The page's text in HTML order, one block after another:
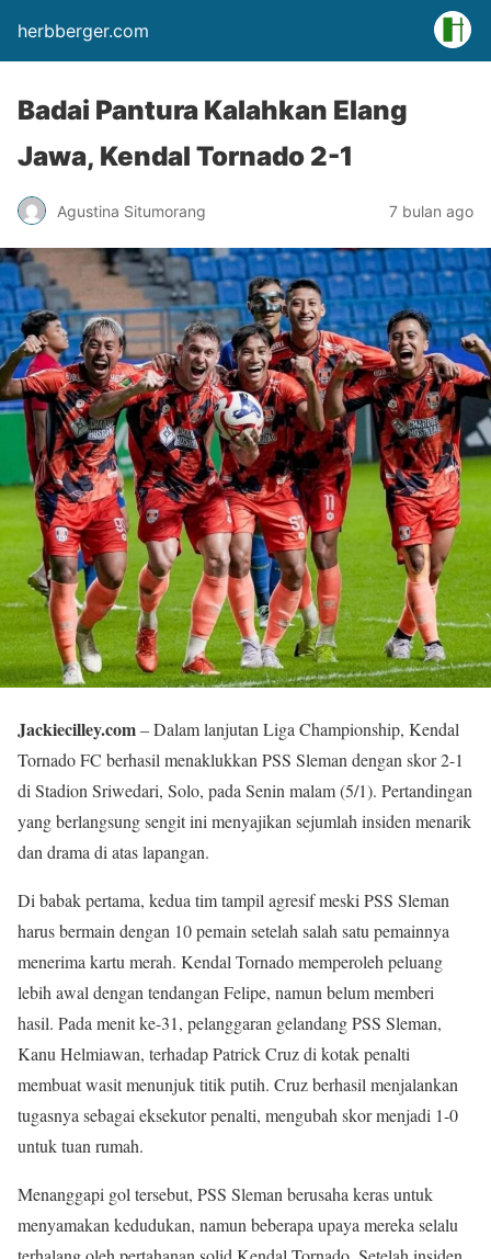
herbberger.com
Badai Pantura Kalahkan Elang
Jawa, Kendal Tornado 2-1
Agustina Situmorang 7 bulan ago
Jackiecilley.com– Dalam lanjutan Liga Championship, Kendal
Tornado FC berhasil menaklukkan PSS Sleman dengan skor 2-1
di Stadion Sriwedari, Solo, pada Senin malam (5/1). Pertandingan
yang berlangsung sengit ini menyajikan sejumlah insiden menarik
dan drama di atas lapangan.
Di babak pertama, kedua tim tampil agresif meski PSS Sleman
harus bermain dengan 10 pemain setelah salah satu pemainnya
menerima kartu merah. Kendal Tornado memperoleh peluang
lebih awal dengan tendangan Felipe, namun belum memberi
hasil. Pada menit ke-31, pelanggaran gelandang PSS Sleman,
Kanu Helmiawan, terhadap Patrick Cruz di kotak penalti
membuat wasit menunjuk titik putih. Cruz berhasil menjalankan
tugasnya sebagai eksekutor penalti, mengubah skor menjadi 1-0
untuk tuan rumah.
Menanggapi gol tersebut, PSS Sleman berusaha keras untuk
menyamakan kedudukan, namun beberapa upaya mereka selalu